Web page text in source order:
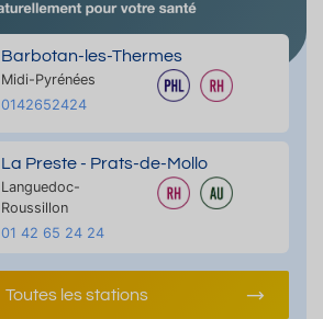
Barbotan-les-Thermes
Midi-Pyrénées
0142652424
La Preste - Prats-de-Mollo
Languedoc-
Roussillon
01 42 65 24 24
Toutes les stations